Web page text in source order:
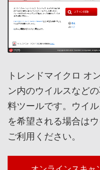
トレンドマイクロ オ
ン内のウイルスなど
料ツールです。ウイ
を希望される場合は
ご利用ください。